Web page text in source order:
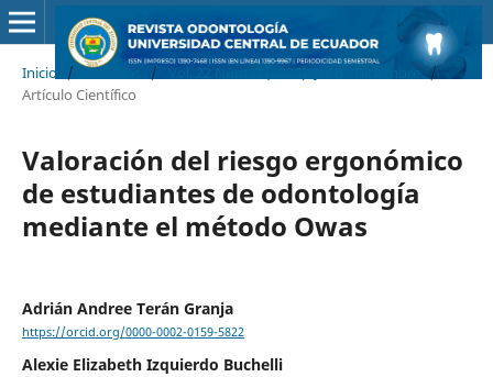
Inicio / Archivos / Vol. 22 Núm. 2 (2020): Julio - Diciembre /
Artículo Científico
Valoración del riesgo ergonómico
de estudiantes de odontología
mediante el método Owas
Adrián Andree Terán Granja
https://orcid.org/0000-0002-0159-5822
Alexie Elizabeth Izquierdo Buchelli